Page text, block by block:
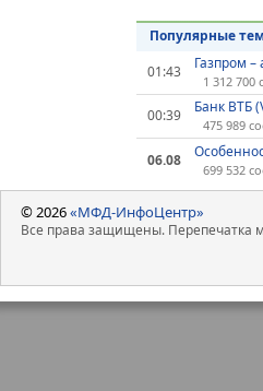
Популярные
01:43
Газпром –
1 312
00:39 Банк ВТБ
475 989
06.08
699 532
© 2026«МФД-ИнфоЦентр»
Все права защищены. Перепечатка